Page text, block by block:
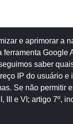
e aprimorar a
saber
IP do usuário
Se não permitir
III e VI; artigo 7º,